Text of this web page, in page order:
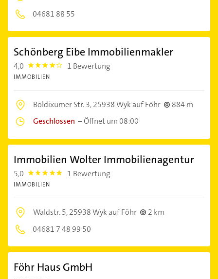
04681 88 55
Schönberg Eibe Immobilienmakler
4,0 4.0 1 Bewertung
IMMOBILIEN
Boldixumer Str. 3,25938 Wyk auf Föhr
884 m
Geschlossen –Öffnet um 08:00
Immobilien Wolter Immobilienagentur
5,0 5.0 1 Bewertung
IMMOBILIEN
Waldstr. 5,25938 Wyk auf Föhr
2 km
04681 7 48 99 50
Föhr Haus GmbH